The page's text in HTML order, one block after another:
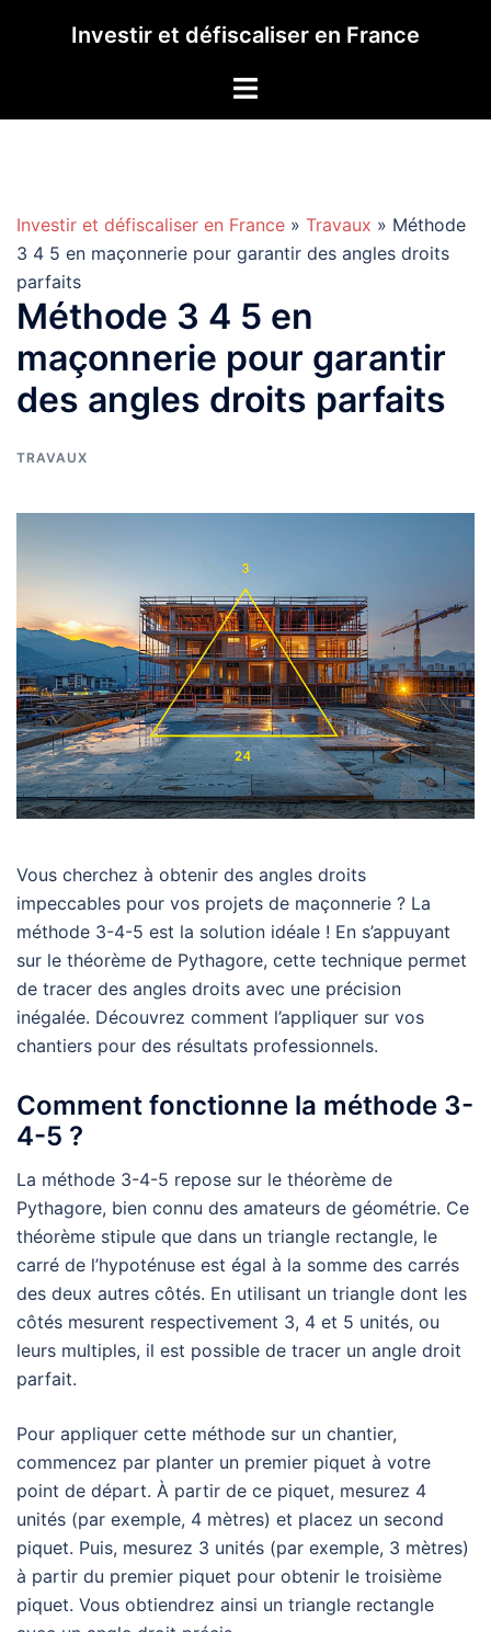
Investir et défiscaliser en France
Investir et défiscaliser en France » Travaux » Méthode
3 4 5 en maçonnerie pour garantir des angles droits
parfaits
Méthode 3 4 5 en
maçonnerie pour garantir
des angles droits parfaits
TRAVAUX
Vous cherchez à obtenir des angles droits
impeccables pour vos projets de maçonnerie ? La
méthode 3-4-5 est la solution idéale ! En s’appuyant
sur le théorème de Pythagore, cette technique permet
de tracer des angles droits avec une précision
inégalée. Découvrez comment l’appliquer sur vos
chantiers pour des résultats professionnels.
Comment fonctionne la méthode 3-
4-5 ?
La méthode 3-4-5 repose sur le théorème de
Pythagore, bien connu des amateurs de géométrie. Ce
théorème stipule que dans un triangle rectangle, le
carré de l’hypoténuse est égal à la somme des carrés
des deux autres côtés. En utilisant un triangle dont les
côtés mesurent respectivement 3, 4 et 5 unités, ou
leurs multiples, il est possible de tracer un angle droit
parfait.
Pour appliquer cette méthode sur un chantier,
commencez par planter un premier piquet à votre
point de départ. À partir de ce piquet, mesurez 4
unités (par exemple, 4 mètres) et placez un second
piquet. Puis, mesurez 3 unités (par exemple, 3 mètres)
à partir du premier piquet pour obtenir le troisième
piquet. Vous obtiendrez ainsi un triangle rectangle